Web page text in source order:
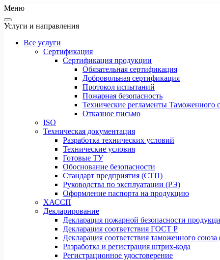
Меню
Услуги и направления
Все услуги
Сертификация
Сертификация продукции
Обязательная сертификация
Добровольная сертификация
Протокол испытаний
Пожарная безопасность
Технические регламенты Таможенного
Отказное письмо
ISO
Техническая документация
Разработка технических условий
Технические условия
Готовые ТУ
Обоснование безопасности
Стандарт предприятия (СТП)
Руководства по эксплуатации (РЭ)
Оформление паспорта на продукцию
ХАССП
Декларирование
Декларация пожарной безопасности
Декларация соответствия ГОСТ Р
Декларация соответствия таможенного
Разработка и регистрация штрих-кода
Регистрационное удостоверение